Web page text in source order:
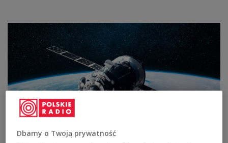
Dbamy o Twoją prywatność